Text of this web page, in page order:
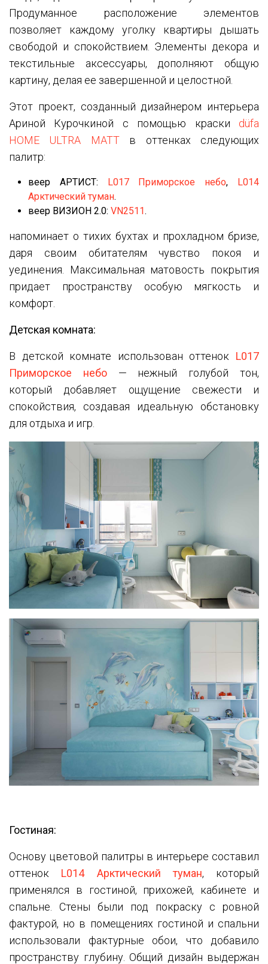
Продуманное расположение элементов
позволяет каждому уголку квартиры дышать
свободой и спокойствием. Элементы декора и
текстильные аксессуары, дополняют общую
картину, делая ее завершенной и целостной.
Этот проект, созданный дизайнером интерьера
Ариной Курочкиной с помощью краски düfa
HOME ULTRA MATTв оттенках следующих
палитр:
веер АРТИСТ: L017 Приморское небо, L014
Арктический туман.
веер ВИЗИОН 2.0: VN2511.
напоминает о тихих бухтах и прохладном бризе,
даря своим обитателям чувство покоя и
уединения. Максимальная матовость покрытия
придает пространству особую мягкость и
комфорт.
Детская комната:
В детской комнате использован оттенок L017
Приморское небо— нежный голубой тон,
который добавляет ощущение свежести и
спокойствия, создавая идеальную обстановку
для отдыха и игр.
Гостиная:
Основу цветовой палитры в интерьере составил
оттенок
L014 Арктический туман, который
применялся в гостиной, прихожей, кабинете и
спальне. Стены были под покраску с ровной
фактурой, но в помещениях гостиной и спальни
использовали фактурные обои, что добавило
пространству глубину. Общий дизайн выдержан